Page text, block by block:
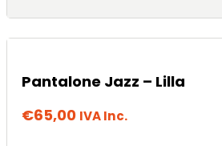
Pantalone Jazz – Lilla
€65,00 IVA Inc.